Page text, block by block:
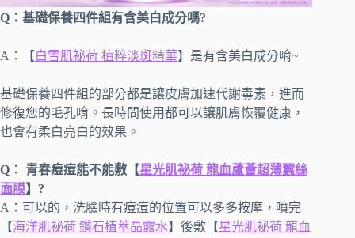
Q：基礎保養四件組有含美白成分嗎?
A：【白雪肌祕荷 植粹淡斑精華】是有含美白成分唷~
基礎保養四件組的部分都是讓皮膚加速代謝毒素，進而
修復您的毛孔唷。長時間使用都可以讓肌膚恢覆健康，
也會有柔白亮白的效果。
Q ： 青春痘痘能不能敷【星光肌祕荷 龍血蘆薈超薄蠶絲
面膜】?
A：可以的，洗臉時有痘痘的位置可以多多按摩，噴完
【海洋肌祕荷 鑽石植萃晶露水】後敷【星光肌祕荷 龍血